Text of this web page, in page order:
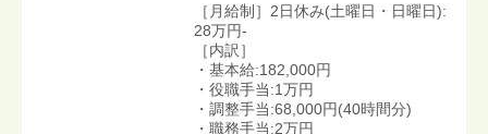
［月給制］2日休み(土曜日・日曜日):
28万円-
［内訳］
・基本給:182,000円
・役職手当:1万円
・調整手当:68,000円(40時間分)
・職務手当:2万円